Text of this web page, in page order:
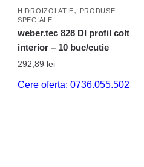
HIDROIZOLATIE,
PRODUSE
SPECIALE
weber.tec 828 DI profil colt
interior – 10 buc/cutie
292,89 lei
Cere oferta: 0736.055.502